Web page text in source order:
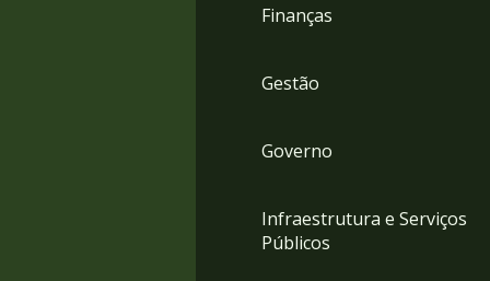
Finanças
Gestão
Governo
Infraestrutura e Serviços
Públicos